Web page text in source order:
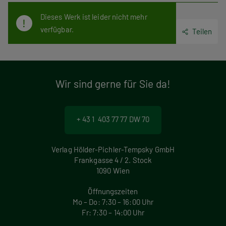
Dieses Werk ist leider nicht mehr
verfügbar.
Teilen
Wir sind gerne für Sie da!
+ 43 1 403 77 77 DW 70
Verlag Hölder-Pichler-Tempsky GmbH
Frankgasse 4 / 2. Stock
1090 Wien
Öffnungszeiten
Mo – Do: 7:30 – 16:00 Uhr
Fr: 7:30 – 14:00 Uhr